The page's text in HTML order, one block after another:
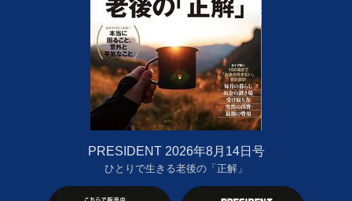
PRESIDENT 2026年8月14日号
ひとりで生きる老後の「正解」